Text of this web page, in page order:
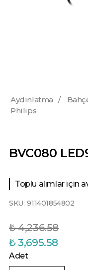
Aydınlatma /
Philips
BVC080
Toplu alımlar için
SKU: 911401854802
₺ 4,236.58
₺ 3,695.58
Adet